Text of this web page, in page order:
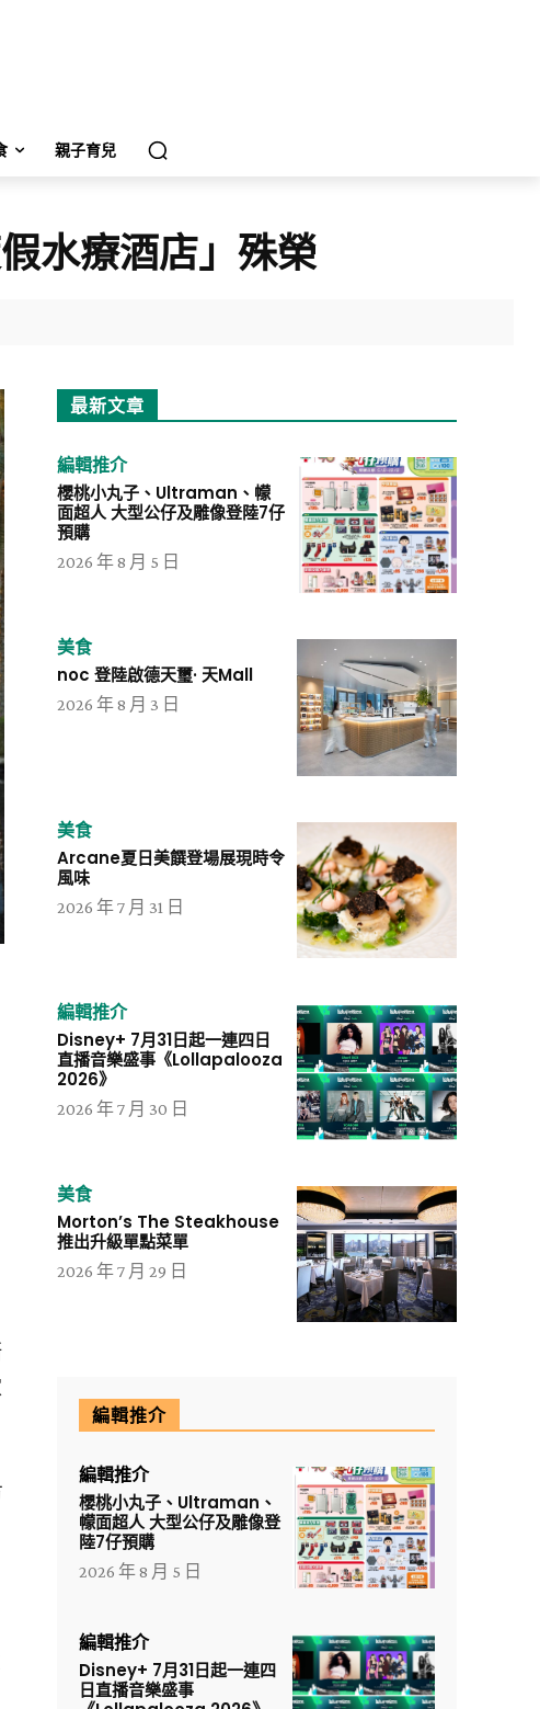
親子育兒
水療酒店」殊榮
最新文章
編輯推介
櫻桃小丸子、Ultraman、幪
面超人 大型公仔及雕像登陸7仔
預購
2026 年 8 月 5 日
美食
noc 登陸啟德天璽· 天Mall
2026 年 8 月 3 日
美食
Arcane夏日美饌登場展現時令
風味
2026 年 7 月 31 日
編輯推介
Disney+ 7月31日起一連四日
直播音樂盛事《Lollapalooza
2026》
2026 年 7 月 30 日
美食
Morton’s The Steakhouse
推出升級單點菜單
2026 年 7 月 29 日
編輯推介
編輯推介
櫻桃小丸子、Ultraman、
幪面超人 大型公仔及雕像登
陸7仔預購
2026 年 8 月 5 日
編輯推介
Disney+ 7月31日起一連四
日直播音樂盛事